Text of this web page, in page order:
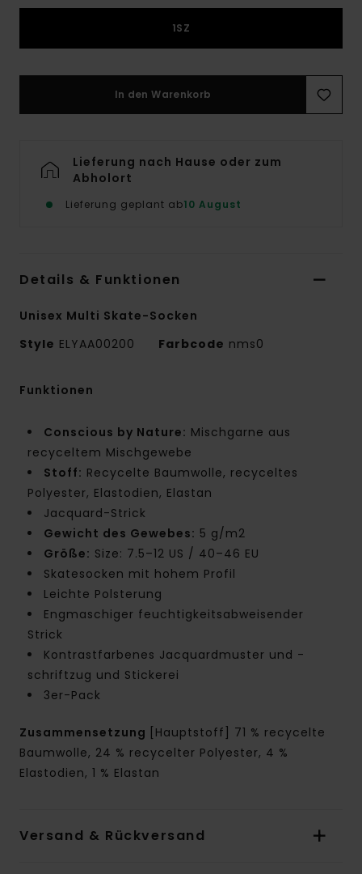
1SZ
In den Warenkorb
Lieferung nach Hause oder zum
Abholort
Lieferung geplant ab10 August
Details & Funktionen
Unisex Multi Skate-Socken
Style ELYAA00200 Farbcode nms0
Funktionen
Conscious by Nature: Mischgarne aus
recyceltem Mischgewebe
Stoff: Recycelte Baumwolle, recyceltes
Polyester, Elastodien, Elastan
Jacquard-Strick
Gewicht des Gewebes: 5 g/m2
Größe: Size: 7.5–12 US / 40–46 EU
Skatesocken mit hohem Profil
Leichte Polsterung
Engmaschiger feuchtigkeitsabweisender
Strick
Kontrastfarbenes Jacquardmuster und -
schriftzug und Stickerei
3er-Pack
Zusammensetzung
[Hauptstoff] 71 % recycelte
Baumwolle, 24 % recycelter Polyester, 4 %
Elastodien, 1 % Elastan
Versand & Rückversand